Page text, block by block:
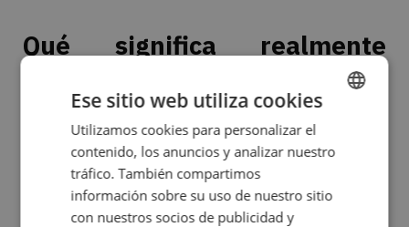
Qué significa realmente
«preparado para el futuro»
en la práctica
No se trató de una simple transferencia. Las
decisiones arquitectónicas tomadas durante
esta migración son tan importantes como la
propia migración:
ENGLISH
SPANISH
Ese sitio web utiliza cookies
Utilizamos cookies para personalizar el
contenido, los anuncios y analizar nuestro
tráfico. También compartimos
información sobre su uso de nuestro sitio
con nuestros socios de publicidad y